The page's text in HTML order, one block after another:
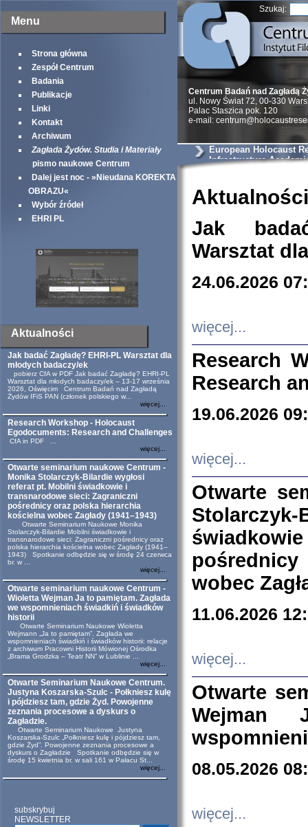
Menu
Strona główna
Zespół Centrum
Badania
Publikacje
Linki
Kontakt
Archiwum
Zagłada Żydów. Studia i Materiały
pismo naukowe Centrum
Dalej jest noc - »Nieudana KOREKTA
OBRAZU«
Wybór źródeł
EHRI PL
Aktualności
Jak badać Zagładę? EHRI-PL Warsztat dla
młodych badaczy/ek
pobierz CfA w PDF Jak badać Zagładę? EHRI-PL
Warsztat dla młodych badaczy/ek – 13-17 września
2026, Oświęcim Centrum Badań nad Zagładą
Żydów IFiS PAN (członek polskiego w...
więcej...
Research Workshop - Holocaust
Egodocuments: Research and Challenges
CfA in PDF ...
więcej...
Otwarte seminarium naukowe Centrum -
Monika Stolarczyk-Bilardie wygłosi
referat pt. Mobilni świadkowie i
transnarodowe sieci: Zagraniczni
pośrednicy oraz polska hierarchia
kościelna wobec Zagłady (1941–1943)
Otwarte Seminarium Naukowe Monika
Stolarczyk-Bilardie Mobilni świadkowie i
transnarodowe sieci: Zagraniczni pośrednicy oraz
polska hierarchia kościelna wobec Zagłady (1941–
1943) Spotkanie odbędzie się w środę 24 czerwca
br. w ...
więcej...
Otwarte seminarium naukowe Centrum -
Wioletta Wejman Ja to pamiętam. Zagłada
we wspomnieniach świadkiń i świadków
historii
Otwarte Seminarium Naukowe Wioletta
Wejmann „Ja to pamiętam”. Zagłada we
wspomnieniach świadkiń i świadków historii: relacje
z archiwum Pracowni Historii Mówionej Ośrodka
„Brama Grodzka – Teatr NN” w Lublinie ...
więcej...
Otwarte Seminarium Naukowe Centrum.
Justyna Koszarska-Szulc - Połkniesz kulę
i pójdziesz tam, gdzie Żyd. Powojenne
zeznania procesowe a dyskurs o
Zagładzie.
Otwarte Seminarium Naukowe Justyna
Koszarska-Szulc „Połkniesz kulę i pójdziesz tam,
gdzie Żyd”. Powojenne zeznania procesowe a
dyskurs o Zagładzie Spotkanie odbędzie się w
środę 15 kwietnia br. w sali 161 w Pałacu St...
więcej...
subskrybuj
NEWSLETTER
Szukaj:
Centrum Badań nad Zagładą
ul. Nowy Świat 72, 00-330
Palac Staszica pok. 120
e-mail:
European Holocaust
Infrastructure
Aktualności
Jak
Warsztat
24.06.2026
więcej...
Research
Research
19.06.2026
więcej...
Otwarte
wobec
11.06.2026
więcej...
Otwarte
Wejman
08.05.2026
więcej...